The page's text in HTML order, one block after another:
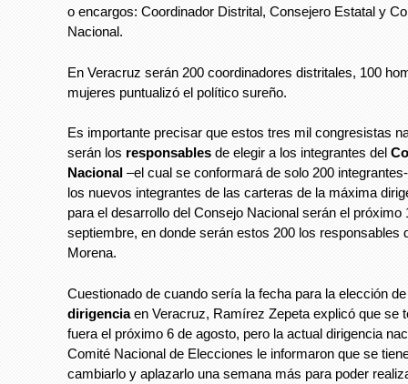
o encargos: Coordinador Distrital, Consejero Estatal y
Nacional.
En Veracruz serán 200 coordinadores distritales, 100
mujeres puntualizó el político sureño.
Es importante precisar que estos tres mil congresistas
serán los responsables de elegir a los integrantes del
Nacional –el cual se conformará de solo 200
los nuevos integrantes de las carteras de la máxima
para el desarrollo del Consejo Nacional serán el próximo
septiembre, en donde serán estos 200 los responsables
Morena.
Cuestionado de cuando sería la fecha para la elección
dirigenciaen Veracruz, Ramírez Zepeta explicó que se
fuera el próximo 6 de agosto, pero la actual dirigencia
Comité Nacional de Elecciones le informaron que se
cambiarlo y aplazarlo una semana más para poder